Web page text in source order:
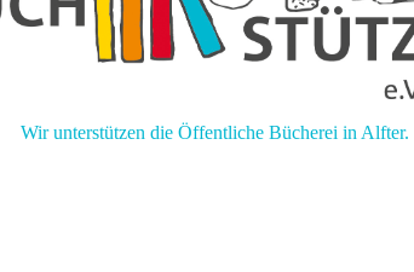
Wir unterstützen die Öffentliche Bücherei in Alfter.